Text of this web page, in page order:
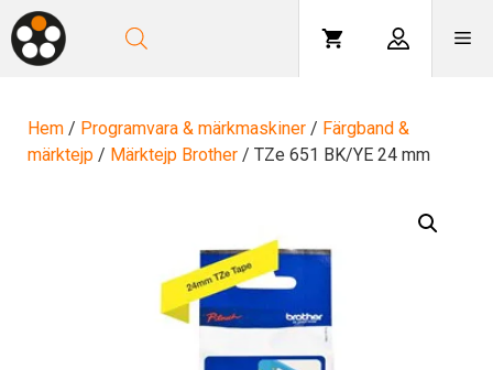
Hoppa
till
innehåll
Hem / Programvara & märkmaskiner / Färgband &
märktejp / Märktejp Brother / TZe 651 BK/YE 24 mm